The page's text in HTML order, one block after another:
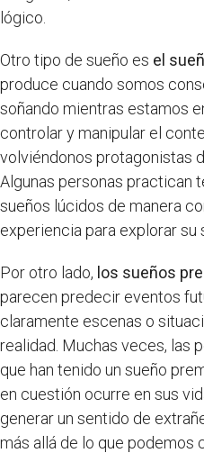
lógico.
Otro tipo de sueño es el
produce cuando somos
soñando mientras estamos
controlar y manipular el
volviéndonos protagonistas
Algunas personas practican
sueños lúcidos de manera
experiencia para explorar su
Por otro lado, los sueños
parecen predecir eventos
claramente escenas o
realidad. Muchas veces, las
que han tenido un sueño
en cuestión ocurre en sus
generar un sentido de
más allá de lo que podemos